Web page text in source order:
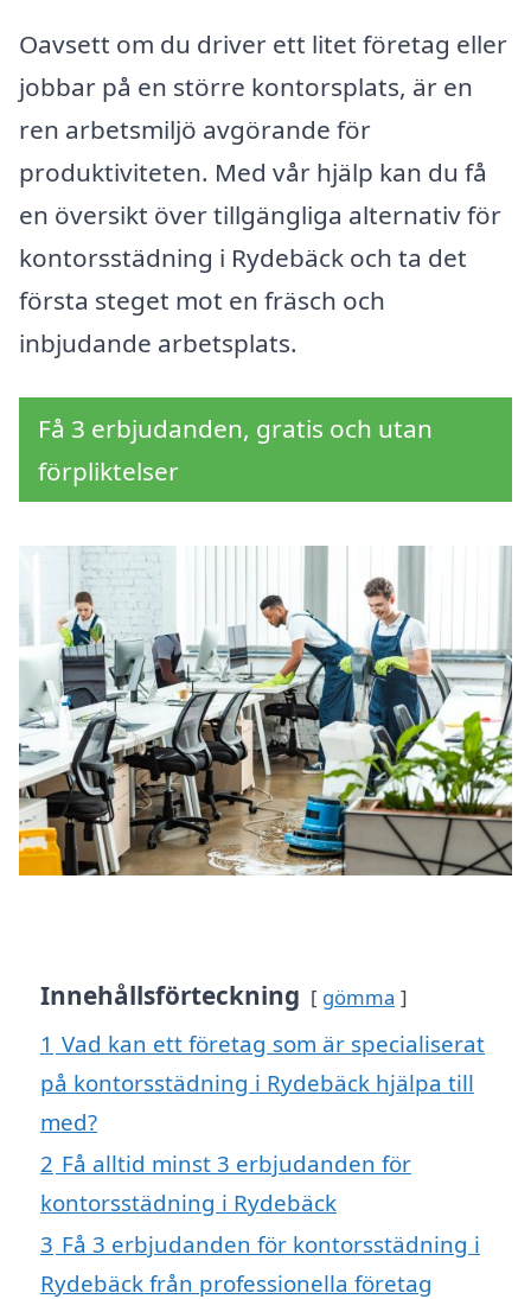
Oavsett om du driver ett litet företag eller
jobbar på en större kontorsplats, är en
ren arbetsmiljö avgörande för
produktiviteten. Med vår hjälp kan du få
en översikt över tillgängliga alternativ för
kontorsstädning i Rydebäck och ta det
första steget mot en fräsch och
inbjudande arbetsplats.
Få 3 erbjudanden, gratis och utan
förpliktelser
Innehållsförteckning gömma
1 Vad kan ett företag som är specialiserat
på kontorsstädning i Rydebäck hjälpa till
med?
2 Få alltid minst 3 erbjudanden för
kontorsstädning i Rydebäck
3 Få 3 erbjudanden för kontorsstädning i
Rydebäck från professionella företag